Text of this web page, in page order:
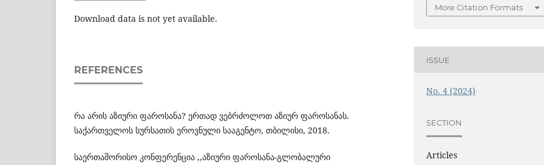
Download data is not yet available.
REFERENCES
რა არის აზიური ფაროსანა? ერთად ვებრძოლოთ აზიურ ფაროსანას.
საქართველოს სურსათის ეროვნული სააგენტო, თბილისი, 2018.
საერთაშორისო კონფერენცია ,,აზიური ფაროსანა-გლობალური
More Citation Formats
ISSUE
No. 4 (2024)
SECTION
Articles